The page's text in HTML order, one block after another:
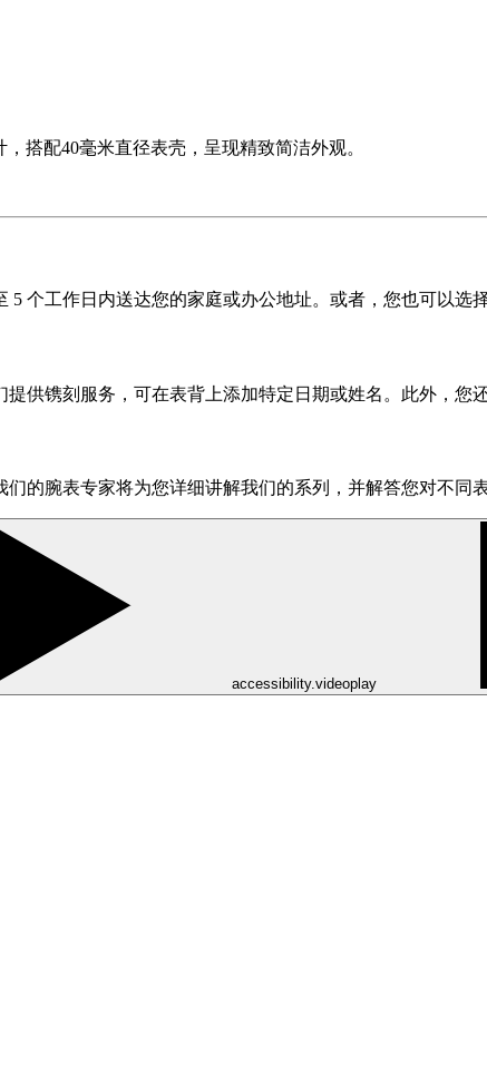
搭配40毫米直径表壳，呈现精致简洁外观。
个工作日内送达您的家庭或办公地址。或者，您也可以选
供镌刻服务，可在表背上添加特定日期或姓名。此外，您
的腕表专家将为您详细讲解我们的系列，并解答您对不同
accessibility.videoplay